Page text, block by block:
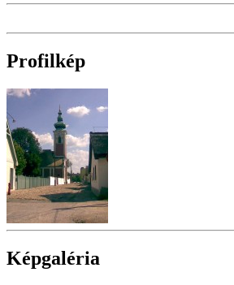
Profilkép
Képgaléria